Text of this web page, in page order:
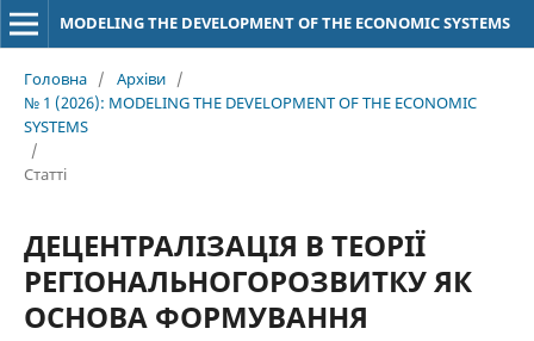
MODELING THE DEVELOPMENT OF THE ECONOMIC SYSTEMS
Головна / Архіви /
№ 1 (2026): MODELING THE DEVELOPMENT OF THE ECONOMIC
SYSTEMS
/
Статті
ДЕЦЕНТРАЛІЗАЦІЯ В ТЕОРІЇ
РЕГІОНАЛЬНОГОРОЗВИТКУ ЯК
ОСНОВА ФОРМУВАННЯ